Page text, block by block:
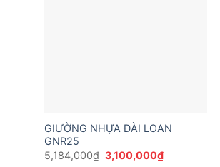
GIƯỜNG NHỰA ĐÀI LOAN
GNR25
5,184,000₫ Giá
gốc
3,100,000₫Giá